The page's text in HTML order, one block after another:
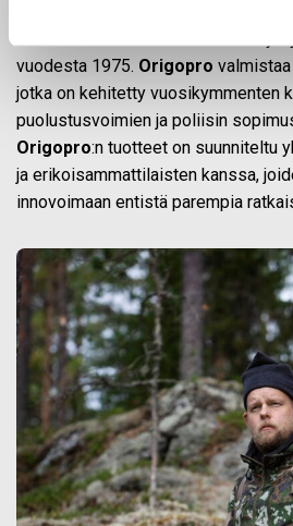
vuodesta 1975. Origopro
jotka on kehitetty vuosikymmenten
puolustusvoimien ja poliisin
Origopro:n tuotteet on suunniteltu
ja erikoisammattilaisten kanssa,
innovoimaan entistä parempia